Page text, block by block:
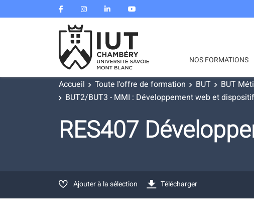
NOS FORMATIONS
Accueil Toute l'offre de formation BUT
BUT
BUT2/BUT3 - MMI : Développement web et
RES407
Ajouter à la sélection Télécharger